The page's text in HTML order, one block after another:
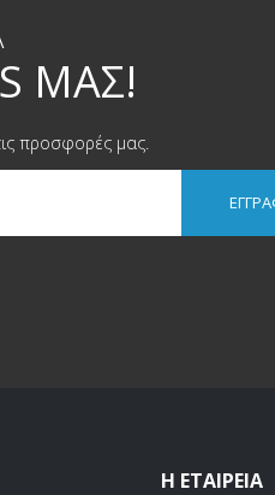
ΜΑΣ!
προσφορές μας.
Η ΕΤΑΙΡΕΊΑ